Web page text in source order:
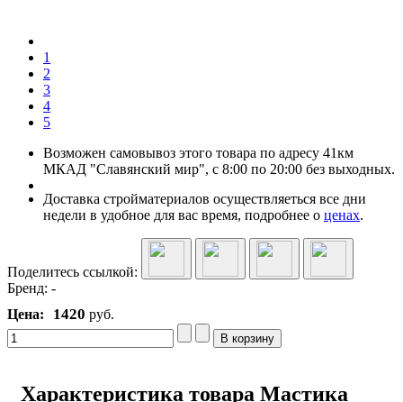
1
2
3
4
5
Возможен самовывоз этого товара по адресу 41км
МКАД "Славянский мир", с 8:00 по 20:00 без выходных.
Доставка стройматериалов осуществляеться все дни
недели в удобное для вас время, подробнее о ценах.
Поделитесь ссылкой:
Бренд: -
Цена:
1420 руб.
Характеристика товара Мастика